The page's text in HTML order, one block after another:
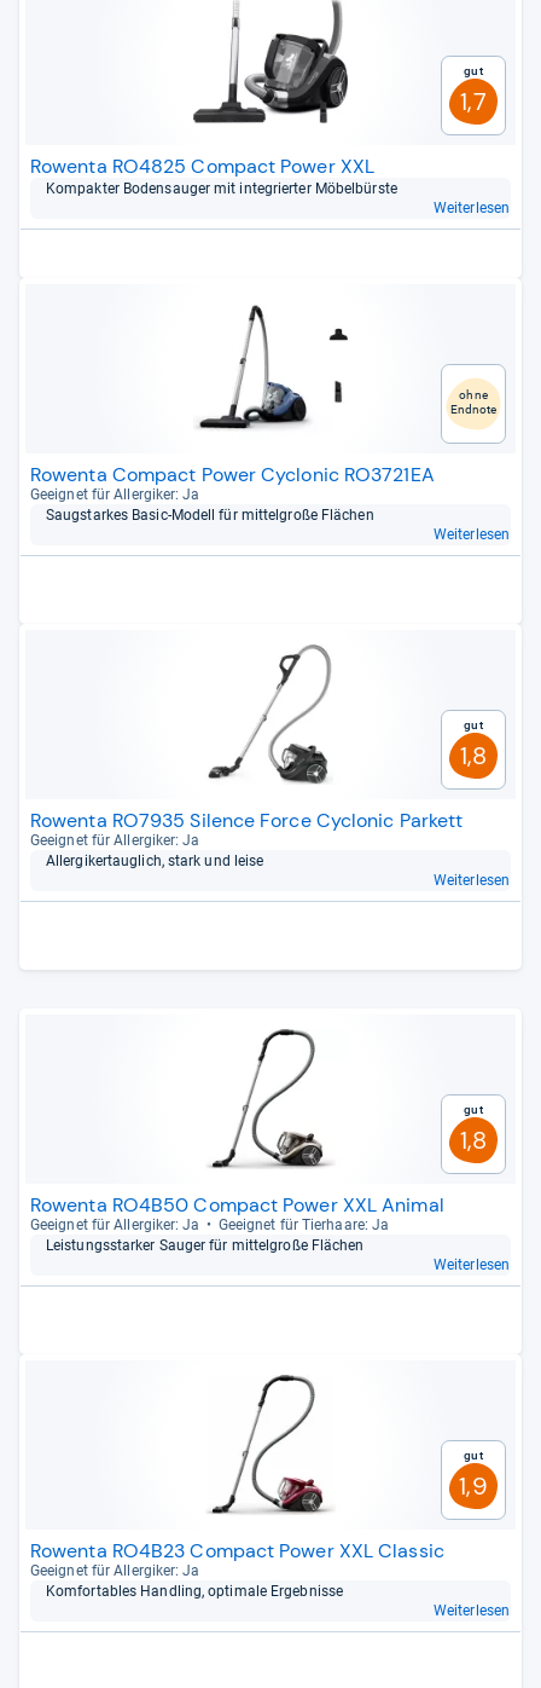
Gut
1,7
Rowenta RO4825 Compact Power XXL
Kom­pak­ter Bodensau­ger mit inte­grier­ter Möbel­bürste
Weiterlesen
ohne
Endnote
Rowenta Compact Power Cyclonic RO3721EA
Geeig­net für All­er­gi­ker: Ja
Saug­star­kes Basic-​Modell für mit­tel­große Flä­chen
Weiterlesen
Gut
1,8
Rowenta RO7935 Silence Force Cyclonic Parkett
Geeig­net für All­er­gi­ker: Ja
All­er­gi­ker­taug­lich, stark und leise
Weiterlesen
Gut
1,8
Rowenta RO4B50 Compact Power XXL Animal
Geeig­net für All­er­gi­ker: Ja
Geeig­net für Tier­haare: Ja
Leis­tungs­star­ker Sau­ger für mit­tel­große Flä­chen
Weiterlesen
Gut
1,9
Rowenta RO4B23 Compact Power XXL Classic
Geeig­net für All­er­gi­ker: Ja
Kom­for­ta­bles Hand­ling, opti­male Ergeb­nisse
Weiterlesen